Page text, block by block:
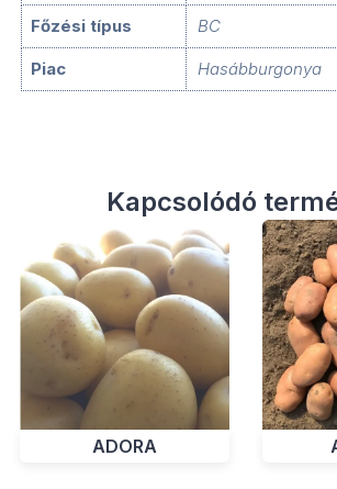
Főzési típus BC
Piac Hasábburgonya
Kapcsolódó
ADORA